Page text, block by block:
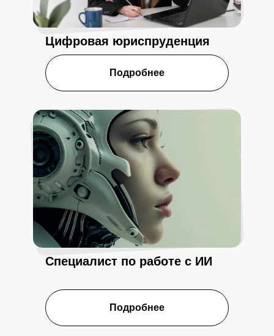
Цифровая юриспруденция
Подробнее
Подробнее
Специалист по работе с ИИ